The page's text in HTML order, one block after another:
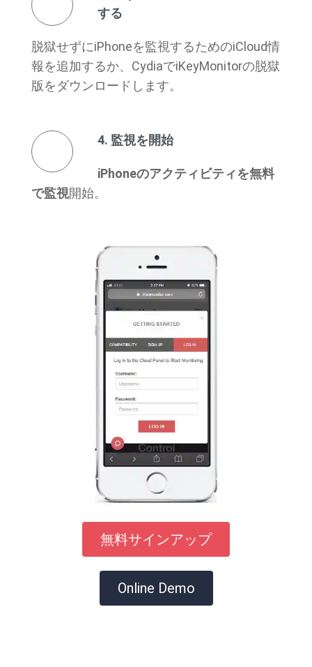
する
脱獄せずにiPhoneを監視するためのiCloud情
報を追加するか、CydiaでiKeyMonitorの脱獄
版をダウンロードします。
4. 監視を開始
iPhoneのアクティビティを無料
で監視開始。
無料サインアップ
Online Demo